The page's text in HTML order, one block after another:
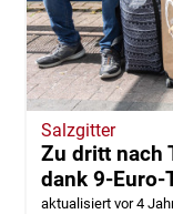
Salzgitter
Zu dritt nach
dank 9-
aktualisiert vor 4